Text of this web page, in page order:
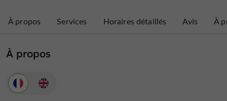
À propos Services Horaires détaillés Avis À
À propos